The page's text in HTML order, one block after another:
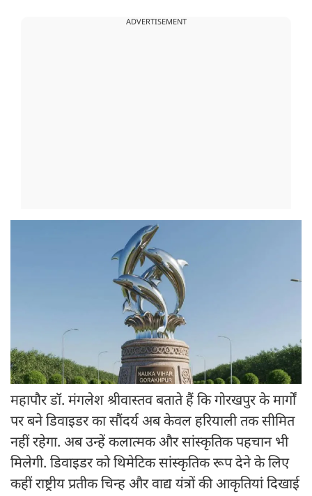
ADVERTISEMENT
महापौर डॉ. मंगलेश श्रीवास्तव बताते हैं कि गोरखपुर के मार्गों
पर बने डिवाइडर का सौंदर्य अब केवल हरियाली तक सीमित
नहीं रहेगा. अब उन्हें कलात्मक और सांस्कृतिक पहचान भी
मिलेगी. डिवाइडर को थिमेटिक सांस्कृतिक रूप देने के लिए
कहीं राष्ट्रीय प्रतीक चिन्ह और वाद्य यंत्रों की आकृतियां दिखाई